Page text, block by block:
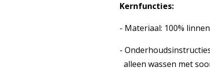
Kernfuncties:
- Materiaal: 100%
-
alleen wassen met